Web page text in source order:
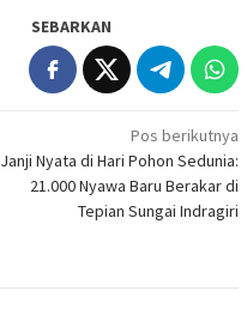
SEBARKAN
Pos berikutnya
Janji Nyata di Hari Pohon Sedunia:
21.000 Nyawa Baru Berakar di
Tepian Sungai Indragiri